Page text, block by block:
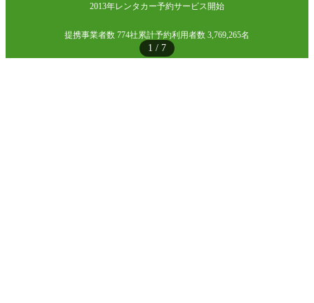
1 / 7
2013年レンタカー予約サービス開始
提携事業者数 774社累計予約利用者数 3,769,265名